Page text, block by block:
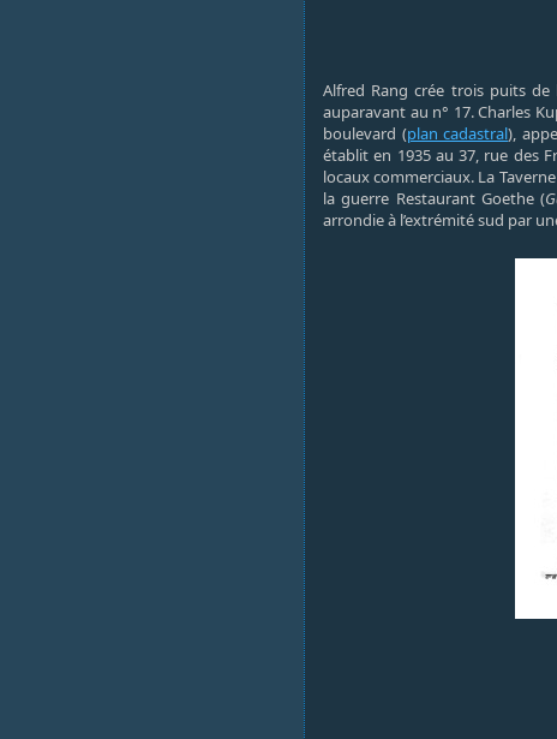
Alfred Rang crée trois puits de
auparavant au n° 17. Charles
boulevard (plan cadastral),
établit en 1935 au 37, rue des
locaux commerciaux. La
la guerre Restaurant Goethe (
arrondie à l’extrémité sud par